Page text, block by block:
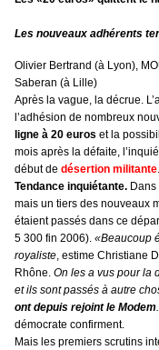
Les nouveaux adhérents
Olivier Bertrand (à Lyon),
Saberan (à Lille)
Après la vague, la décrue.
l’adhésion de nombreux
ligne à 20 euros et la
mois après la défaite,
début de désertion militante
Tendance inquiétante. Dans
mais un tiers des nouveaux
étaient passés dans ce
5 300 fin 2006). «Beaucoup
royaliste, estime Christiane
Rhône. On les a vus pour la
et ils sont passés à autre
ont depuis rejoint le Modem
démocrate confirment.
Mais les premiers scrutins